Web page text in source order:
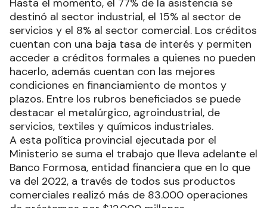
Hasta el momento, el 77% de la asistencia se
destinó al sector industrial, el 15% al sector de
servicios y el 8% al sector comercial. Los créditos
cuentan con una baja tasa de interés y permiten
acceder a créditos formales a quienes no pueden
hacerlo, además cuentan con las mejores
condiciones en financiamiento de montos y
plazos. Entre los rubros beneficiados se puede
destacar el metalúrgico, agroindustrial, de
servicios, textiles y químicos industriales.
A esta política provincial ejecutada por el
Ministerio se suma el trabajo que lleva adelante el
Banco Formosa, entidad financiera que en lo que
va del 2022, a través de todos sus productos
comerciales realizó más de 83.000 operaciones